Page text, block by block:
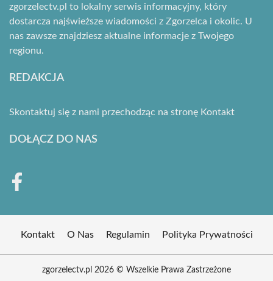
zgorzelectv.pl to lokalny serwis informacyjny, który
dostarcza najświeższe wiadomości z Zgorzelca i okolic. U
nas zawsze znajdziesz aktualne informacje z Twojego
regionu.
REDAKCJA
Skontaktuj się z nami przechodząc na stronę Kontakt
DOŁĄCZ DO NAS
Kontakt O Nas Regulamin Polityka Prywatności
zgorzelectv.pl 2026 © Wszelkie Prawa Zastrzeżone